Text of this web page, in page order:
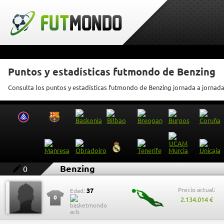
Puntos y estadísticas futmondo de Benzing
Consulta los puntos y estadísticas futmondo de Benzing jornada a jornada
0 Benzing
0
Edad: 37 Precio actual:
2.134.014 €